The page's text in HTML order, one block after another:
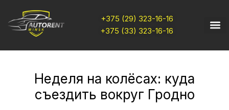
+375 (29) 323-16-16
+375 (33) 323-16-16
Неделя на колёсах: куда
съездить вокруг Гродно